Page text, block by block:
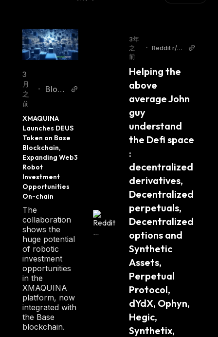
3
月
之
前
•
Block
rter
XMAQUINA
Launches DEUS
Token on Base
Blockchain,
Expanding Web3
Robot
Investment
Opportunities
On-chain
The
collaboration
shows the
huge potential
of robotic
investment
opportunities
in the
XMAQUINA
platform, now
integrated with
the Base
blockchain.
3年
之
前
•
Reddit r/cr
Helping the
above
average John
guy
understand
the Defi space
:
decentralized
derivatives,
Decentralized
perpetuals,
Decentralized
options and
Synthetic
Assets,
Perpetual
Protocol,
dYdX, Ophyn,
Hegic,
Synthetix,